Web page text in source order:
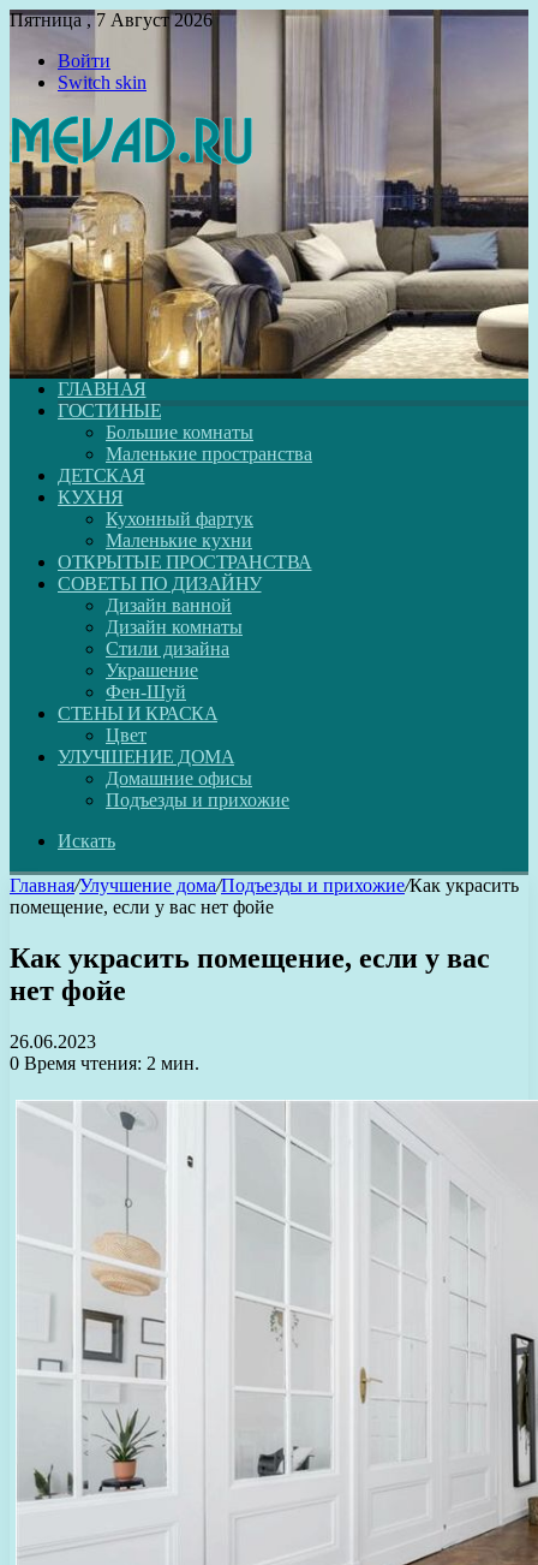
Пятница , 7 Август 2026
Войти
Switch skin
ГЛАВНАЯ
ГОСТИНЫЕ
Большие комнаты
Маленькие пространства
ДЕТСКАЯ
КУХНЯ
Кухонный фартук
Маленькие кухни
ОТКРЫТЫЕ ПРОСТРАНСТВА
СОВЕТЫ ПО ДИЗАЙНУ
Дизайн ванной
Дизайн комнаты
Стили дизайна
Украшение
Фен-Шуй
СТЕНЫ И КРАСКА
Цвет
УЛУЧШЕНИЕ ДОМА
Домашние офисы
Подъезды и прихожие
Искать
Главная/Улучшение дома/Подъезды и прихожие/Как украсить
помещение, если у вас нет фойе
Как украсить помещение, если у вас
нет фойе
26.06.2023
0 Время чтения: 2 мин.